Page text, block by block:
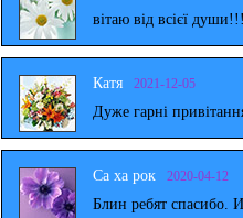
вітаю від всієї
Катя 2021-12-05
Дуже гарні
Са ха рок 2020-04-12
Блин ребят спасибо.